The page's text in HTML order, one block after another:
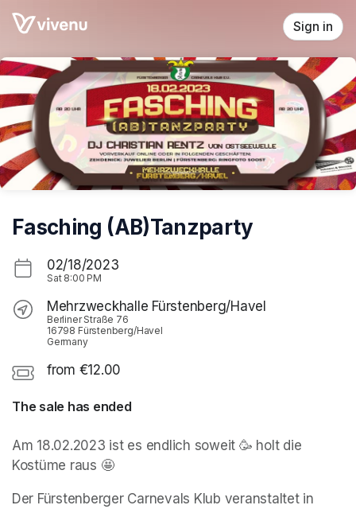
Skip header
Sign in
Fasching (AB)Tanzparty
02/18/2023
Sat 8:00 PM
Mehrzweckhalle Fürstenberg/Havel
Berliner Straße 76
16798 Fürstenberg/Havel
Germany
from €12.00
The sale has ended
Am 18.02.2023 ist es endlich soweit 🥳 holt die
Kostüme raus 🤩
Der Fürstenberger Carnevals Klub veranstaltet in